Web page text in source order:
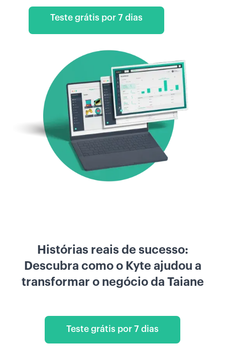
Teste grátis por 7 dias
Histórias reais de sucesso:
Descubra como o Kyte ajudou a
transformar o negócio da Taiane
Teste grátis por 7 dias